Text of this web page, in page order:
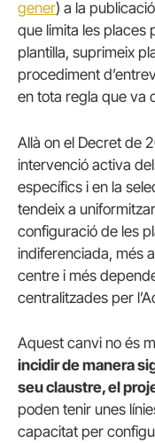
gener) a la
que limita les places
plantilla, suprimeix
procediment
en tota regla que va
Allà on el Decret de
intervenció activa
específics i en la
tendeix a
configuració de les
indiferenciada, més
centre i més
centralitzades per
Aquest canvi no és
incidir de manera
seu claustre, el
poden tenir unes
capacitat per